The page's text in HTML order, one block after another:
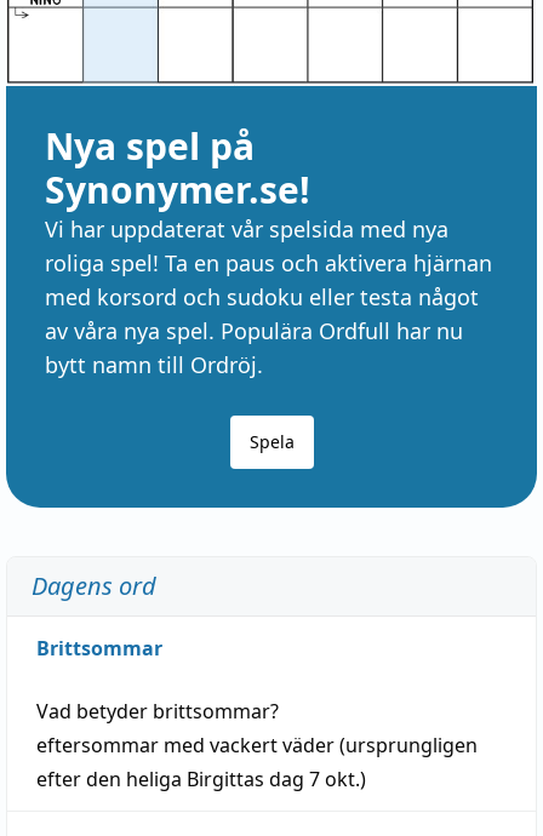
Nya spel på
Synonymer.se!
Vi har uppdaterat vår spelsida med nya
roliga spel! Ta en paus och aktivera hjärnan
med korsord och sudoku eller testa något
av våra nya spel. Populära Ordfull har nu
bytt namn till Ordröj.
Spela
Dagens ord
Brittsommar
Vad betyder brittsommar?
eftersommar med vackertväder(ursprungligen
efter den heliga Birgittas dag 7 okt.)